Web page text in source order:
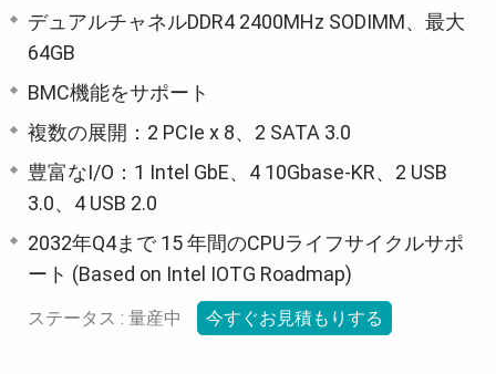
デュアルチャネルDDR4 2400MHz SODIMM、最大
64GB
BMC機能をサポート
複数の展開：2 PCIe x 8、2 SATA 3.0
豊富なI/O：1 Intel GbE、4 10Gbase-KR、2 USB
3.0、4 USB 2.0
2032年Q4まで 15 年間のCPUライフサイクルサポ
ート (Based on Intel IOTG Roadmap)
ステータス : 量産中 今すぐお見積もりする